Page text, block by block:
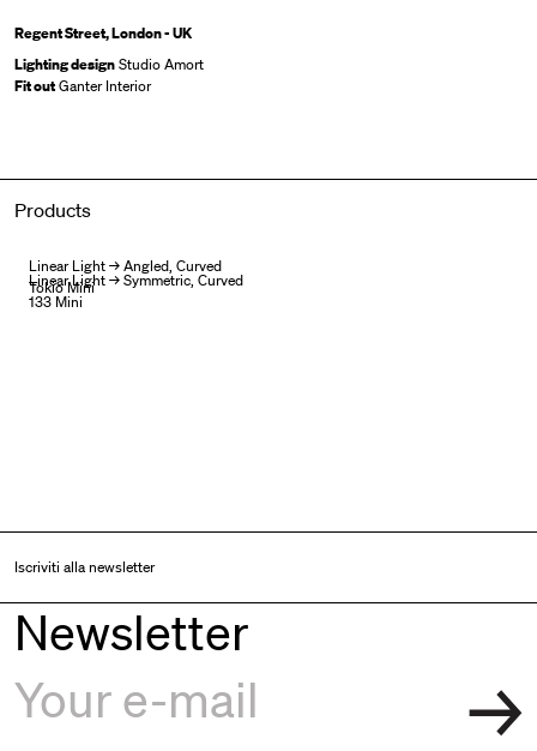
Regent Street, London - UK
Lighting designStudio Amort
Fit outGanter Interior
Products
Linear Light → Angled, Curved
Tokio Mini
Linear Light → Symmetric, Curved
133 Mini
Iscriviti alla newsletter
Newsletter